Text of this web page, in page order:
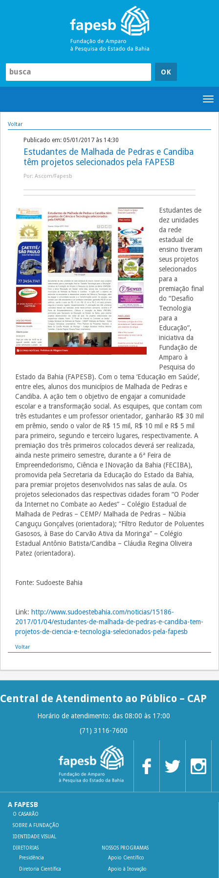
Voltar
Publicado em: 05/01/2017 às 14:30
Estudantes de Malhada de Pedras e Candiba
têm projetos selecionados pela FAPESB
Por: Ascom/Fapesb
Estudantes de
dez unidades
da rede
estadual de
ensino tiveram
seus projetos
selecionados
para a
premiação final
do “Desafio
Tecnologia
para a
Educação”,
iniciativa da
Fundação de
Amparo à
Pesquisa do
Estado da Bahia (FAPESB). Com o tema ‘Educação em Saúde’,
entre eles, alunos dos municípios de Malhada de Pedras e
Candiba. A ação tem o objetivo de engajar a comunidade
escolar e a transformação social. As esquipes, que contam com
três estudantes e um professor orientador, ganharão R$ 30 mil
em prêmio, sendo o valor de R$ 15 mil, R$ 10 mil e R$ 5 mil
para primeiro, segundo e terceiro lugares, respectivamente. A
premiação dos três primeiros colocados deverá ser realizada,
ainda neste primeiro semestre, durante a 6ª Feira de
Empreendedorismo, Ciência e INovação da Bahia (FECIBA),
promovida pela Secretaria da Educação do Estado da Bahia,
para premiar projetos desenvolvidos nas salas de aula. Os
projetos selecionados das respectivas cidades foram “O Poder
da Internet no Combate ao Aedes” – Colégio Estadual de
Malhada de Pedras – CEMP/ Malhada de Pedras – Núbia
Canguçu Gonçalves (orientadora); “Filtro Redutor de Poluentes
Gasosos, à Base do Carvão Ativa da Moringa” – Colégio
Estadual Antônio Batista/Candiba – Cláudia Regina Oliveira
Patez (orientadora).
Fonte: Sudoeste Bahia
Link: http://www.sudoestebahia.com/noticias/15186-
2017/01/04/estudantes-de-malhada-de-pedras-e-candiba-tem-
projetos-de-ciencia-e-tecnologia-selecionados-pela-fapesb
Voltar
Central de Atendimento ao Público – CAP
Horário de atendimento: das 08:00 às 17:00
(71) 3116-7600
A FAPESB
O CASARÃO
SOBRE A FUNDAÇÃO
IDENTIDADE VISUAL
DIRETORIAS
Presidência
Diretoria Científica
NOSSOS PROGRAMAS
Apoio Científico
Apoio à Inovação